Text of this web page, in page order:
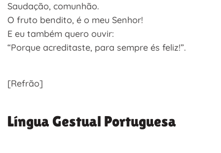
Saudação, comunhão.
O fruto bendito, é o meu Senhor!
E eu também quero ouvir:
“Porque acreditaste, para sempre és feliz!”.
[Refrão]
Língua Gestual Portuguesa